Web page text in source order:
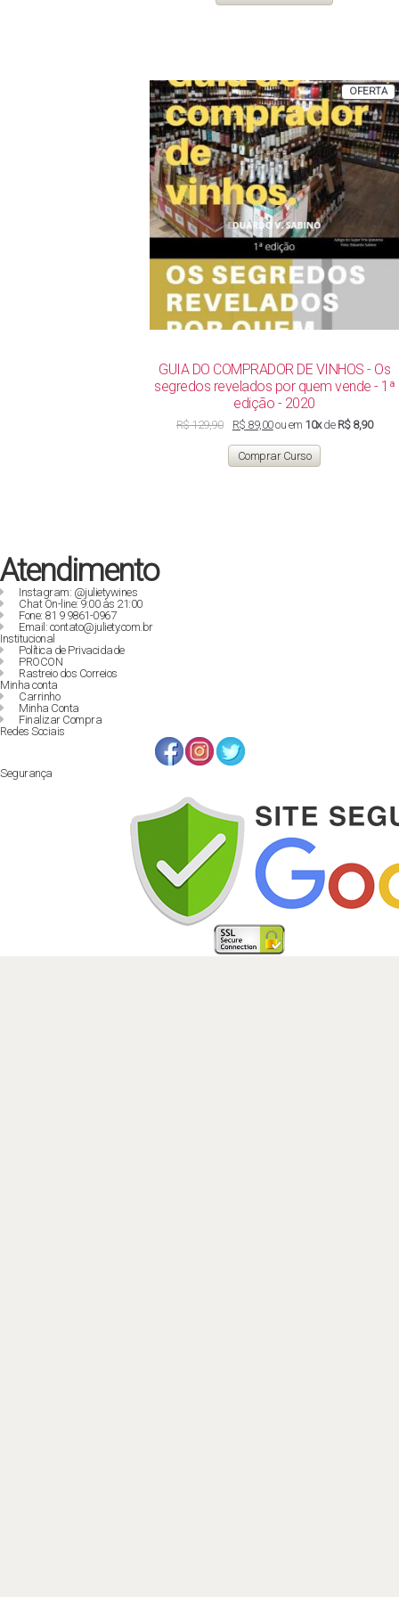
R$ 142,00. R$ 119,00.
OFERTA
GUIA DO COMPRADOR DE VINHOS - Os
segredos revelados por quem vende - 1ª
edição - 2020
R$129,90
original
era:
R$ 129,90.
R$ 89,00O
atual
é:
R$ 89,00.
ou em 10xde R$ 8,90
Comprar Curso
Atendimento
Instagram: @julietywines
Chat On-line: 9:00 às 21:00
Fone: 81 9 9861-0967
Email: contato@juliety.com.br
Institucional
Política de Privacidade
PROCON
Rastreio dos Correios
Minha conta
Carrinho
Minha Conta
Finalizar Compra
Redes Sociais
Segurança